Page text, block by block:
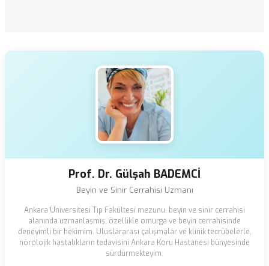
Prof. Dr. Gülşah BADEMCİ
Beyin ve Sinir Cerrahisi Uzmanı
Ankara Üniversitesi Tıp Fakültesi mezunu, beyin ve sinir cerrahisi
alanında uzmanlaşmış, özellikle omurga ve beyin cerrahisinde
deneyimli bir hekimim. Uluslararası çalışmalar ve klinik tecrübelerle,
nörolojik hastalıkların tedavisini Ankara Koru Hastanesi bünyesinde
sürdürmekteyim.